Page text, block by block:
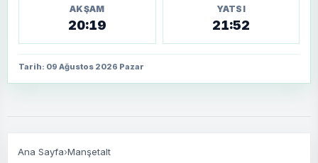
AKŞAM
20:19
YATSI
21:52
Tarih: 09 Ağustos 2026 Pazar
Ana Sayfa›Manşetalt